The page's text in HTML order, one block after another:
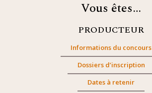
Vous êtes…
PRODUCTEUR
Informations du concours
Dossiers d’inscription
Dates à retenir